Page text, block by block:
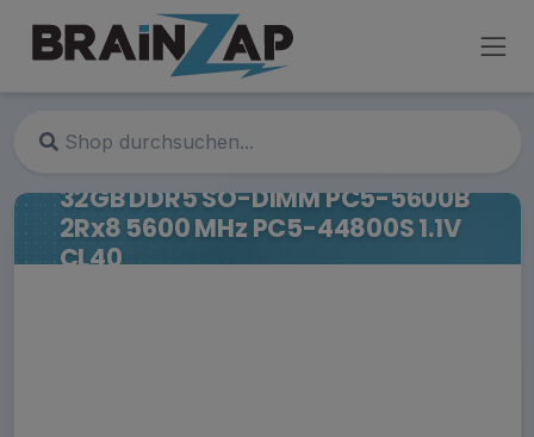
32GB DDR5 SO-DIMM PC5-5600B
2Rx8 5600 MHz PC5-44800S 1.1V
CL40